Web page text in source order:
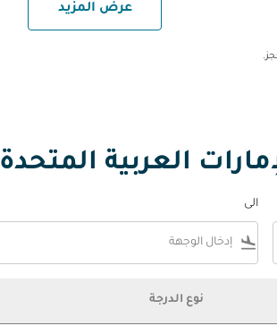
عرض المزيد
العربية المتحدة
الى
flight_land
نوع الدرجة